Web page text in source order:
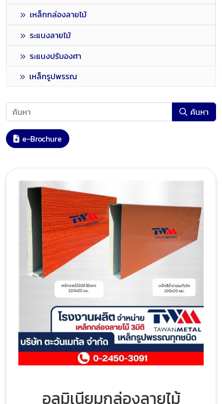
เหล็กกล่องลายไม้
ระแนงลายไม้
ระแนงปรับองศา
เหล็กรูปพรรณ
ค้นหา
e-Brochure
อลูมิเนียมกล่องลายไม้